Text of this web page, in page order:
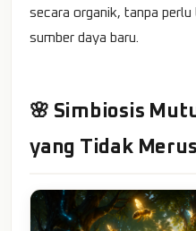
secara organik, tanpa
sumber daya baru.
🌸 Simbiosis
yang Tidak